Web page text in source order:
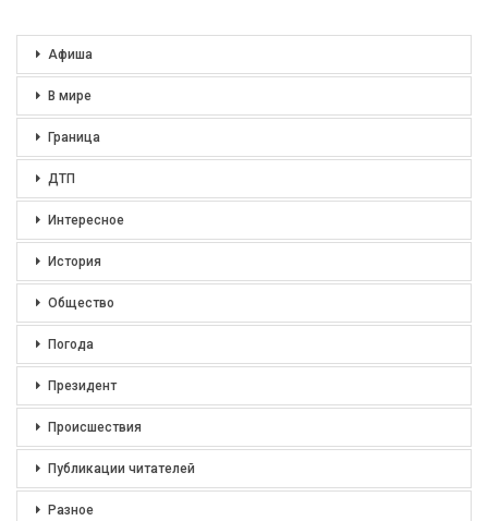
Афиша
В мире
Граница
ДТП
Интересное
История
Общество
Погода
Президент
Происшествия
Публикации читателей
Разное